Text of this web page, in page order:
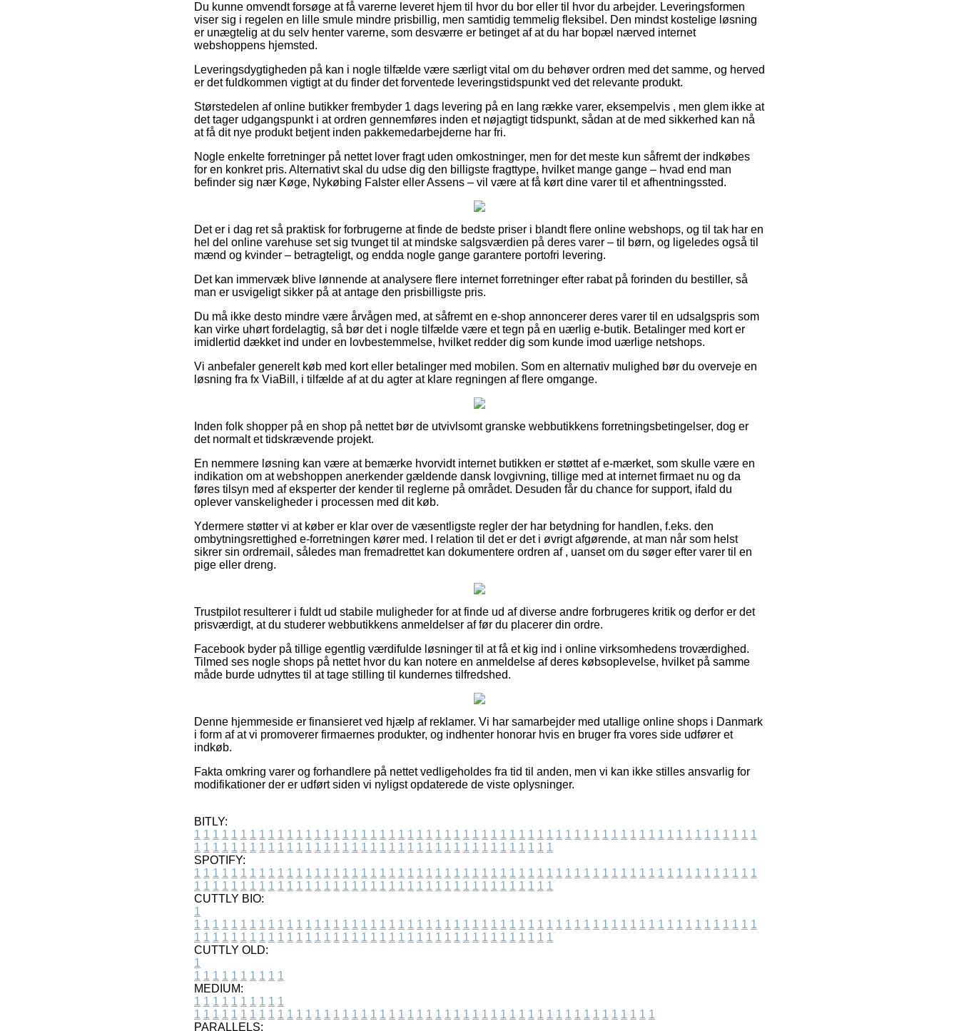
Du kunne omvendt forsøge at få varerne leveret hjem til hvor du bor eller til hvor du arbejder. Leveringsformen
viser sig i regelen en lille smule mindre prisbillig, men samtidig temmelig fleksibel. Den mindst kostelige løsning
er unægtelig at du selv henter varerne, som desværre er betinget af at du har bopæl nærved internet
webshoppens hjemsted.
Leveringsdygtigheden på kan i nogle tilfælde være særligt vital om du behøver ordren med det samme, og herved
er det fuldkommen vigtigt at du finder det forventede leveringstidspunkt ved det relevante produkt.
Størstedelen af online butikker frembyder 1 dags levering på en lang række varer, eksempelvis , men glem ikke at
det tager udgangspunkt i at ordren gennemføres inden et nøjagtigt tidspunkt, sådan at de med sikkerhed kan nå
at få dit nye produkt betjent inden pakkemedarbejderne har fri.
Nogle enkelte forretninger på nettet lover fragt uden omkostninger, men for det meste kun såfremt der indkøbes
for en konkret pris. Alternativt skal du udse dig den billigste fragttype, hvilket mange gange – hvad end man
befinder sig nær Køge, Nykøbing Falster eller Assens – vil være at få kørt dine varer til et afhentningssted.
Det er i dag ret så praktisk for forbrugerne at finde de bedste priser i blandt flere online webshops, og til tak har en
hel del online varehuse set sig tvunget til at mindske salgsværdien på deres varer – til børn, og ligeledes også til
mænd og kvinder – betragteligt, og endda nogle gange garantere portofri levering.
Det kan immervæk blive lønnende at analysere flere internet forretninger efter rabat på forinden du bestiller, så
man er usvigeligt sikker på at antage den prisbilligste pris.
Du må ikke desto mindre være årvågen med, at såfremt en e-shop annoncerer deres varer til en udsalgspris som
kan virke uhørt fordelagtig, så bør det i nogle tilfælde være et tegn på en uærlig e-butik. Betalinger med kort er
imidlertid dækket ind under en lovbestemmelse, hvilket redder dig som kunde imod uærlige netshops.
Vi anbefaler generelt køb med kort eller betalinger med mobilen. Som en alternativ mulighed bør du overveje en
løsning fra fx ViaBill, i tilfælde af at du agter at klare regningen af flere omgange.
Inden folk shopper på en shop på nettet bør de utvivlsomt granske webbutikkens forretningsbetingelser, dog er
det normalt et tidskrævende projekt.
En nemmere løsning kan være at bemærke hvorvidt internet butikken er støttet af e-mærket, som skulle være en
indikation om at webshoppen anerkender gældende dansk lovgivning, tillige med at internet firmaet nu og da
føres tilsyn med af eksperter der kender til reglerne på området. Desuden får du chance for support, ifald du
oplever vanskeligheder i processen med dit køb.
Ydermere støtter vi at køber er klar over de væsentligste regler der har betydning for handlen, f.eks. den
ombytningsrettighed e-forretningen kører med. I relation til det er det i øvrigt afgørende, at man når som helst
sikrer sin ordremail, således man fremadrettet kan dokumentere ordren af , uanset om du søger efter varer til en
pige eller dreng.
Trustpilot resulterer i fuldt ud stabile muligheder for at finde ud af diverse andre forbrugeres kritik og derfor er det
prisværdigt, at du studerer webbutikkens anmeldelser af før du placerer din ordre.
Facebook byder på tillige egentlig værdifulde løsninger til at få et kig ind i online virksomhedens troværdighed.
Tilmed ses nogle shops på nettet hvor du kan notere en anmeldelse af deres købsoplevelse, hvilket på samme
måde burde udnyttes til at tage stilling til kundernes tilfredshed.
Denne hjemmeside er finansieret ved hjælp af reklamer. Vi har samarbejder med utallige online shops i Danmark
i form af at vi promoverer firmaernes produkter, og indhenter honorar hvis en bruger fra vores side udfører et
indkøb.
Fakta omkring varer og forhandlere på nettet vedligeholdes fra tid til anden, men vi kan ikke stilles ansvarlig for
modifikationer der er udført siden vi nyligst opdaterede de viste oplysninger.
BITLY:
1 1 1 1 1 1 1 1 1 1 1 1 1 1 1 1 1 1 1 1 1 1 1 1 1 1 1 1 1 1 1 1 1 1 1 1 1 1 1 1 1 1 1 1 1 1 1 1 1 1 1 1 1 1 1 1 1 1 1 1 1
1 1 1 1 1 1 1 1 1 1 1 1 1 1 1 1 1 1 1 1 1 1 1 1 1 1 1 1 1 1 1 1 1 1 1 1 1 1 1
SPOTIFY:
1 1 1 1 1 1 1 1 1 1 1 1 1 1 1 1 1 1 1 1 1 1 1 1 1 1 1 1 1 1 1 1 1 1 1 1 1 1 1 1 1 1 1 1 1 1 1 1 1 1 1 1 1 1 1 1 1 1 1 1 1
1 1 1 1 1 1 1 1 1 1 1 1 1 1 1 1 1 1 1 1 1 1 1 1 1 1 1 1 1 1 1 1 1 1 1 1 1 1 1
CUTTLY BIO:
1
1 1 1 1 1 1 1 1 1 1 1 1 1 1 1 1 1 1 1 1 1 1 1 1 1 1 1 1 1 1 1 1 1 1 1 1 1 1 1 1 1 1 1 1 1 1 1 1 1 1 1 1 1 1 1 1 1 1 1 1 1
1 1 1 1 1 1 1 1 1 1 1 1 1 1 1 1 1 1 1 1 1 1 1 1 1 1 1 1 1 1 1 1 1 1 1 1 1 1 1
CUTTLY OLD:
1
1 1 1 1 1 1 1 1 1 1
MEDIUM:
1 1 1 1 1 1 1 1 1 1
1 1 1 1 1 1 1 1 1 1 1 1 1 1 1 1 1 1 1 1 1 1 1 1 1 1 1 1 1 1 1 1 1 1 1 1 1 1 1 1 1 1 1 1 1 1 1 1 1 1
PARALLELS: